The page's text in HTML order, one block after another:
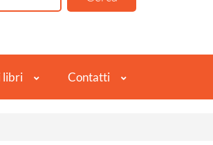
libri Contatti